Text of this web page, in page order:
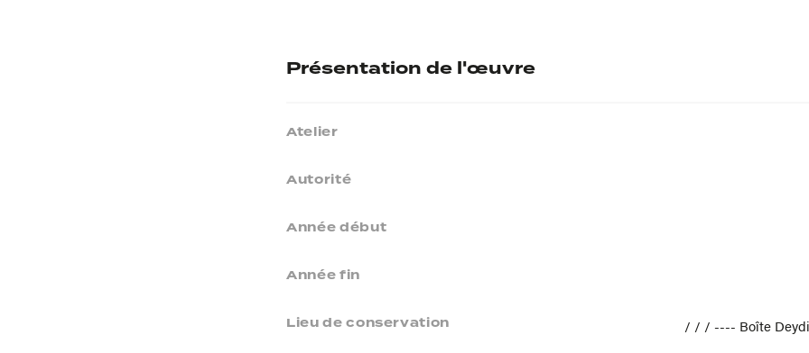
Présentation de l'œuvre
Atelier
Autorité
Année début
Année fin
Lieu de conservation / / / ---- Boîte